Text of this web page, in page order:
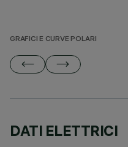
GRAFICI E CURVE POLARI
DATI ELETTRICI